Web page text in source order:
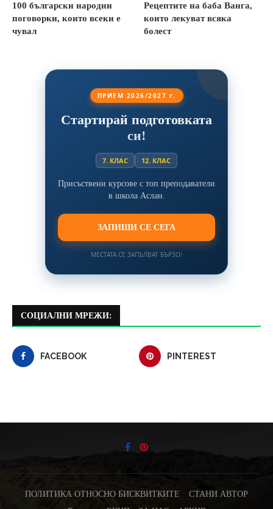
100 български народни
поговорки, които всеки е
чувал
Рецептите на баба Ванга,
които лекуват всяка
болест
ПРИЕМ 2026/2027 г.
Стартирай подготовката
си!
7. КЛАС 12. КЛАС
Присъствени курсове с топ преподаватели
в школа Аслан.
ЗАПИШИ СЕ СЕГА
МЕСТАТА СЕ ЗАПЪЛВАТ БЪРЗО!
СОЦИАЛНИ МРЕЖИ:
FACEBOOK PINTEREST
ПОЛИТИКА ОТНОСНО БИСКВИТКИТЕ
СТАНИ АВТОР